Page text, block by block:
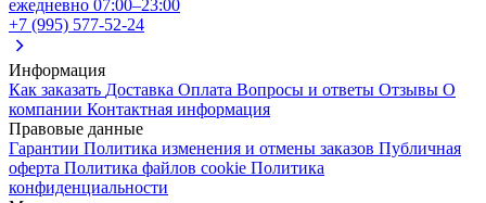
ежедневно 07:00–23:00
+7 (995) 577-52-24
Информация
Как заказать Доставка Оплата Вопросы и ответы Отзывы О
компании Контактная информация
Правовые данные
Гарантии Политика изменения и отмены заказов Публичная
оферта Политика файлов cookie Политика
конфиденциальности